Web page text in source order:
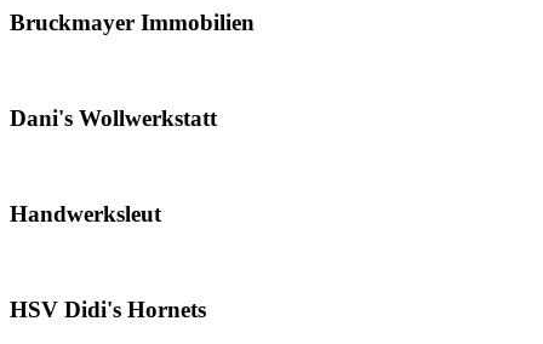
Bruckmayer Immobilien
Dani's Wollwerkstatt
Handwerksleut
HSV Didi's Hornets